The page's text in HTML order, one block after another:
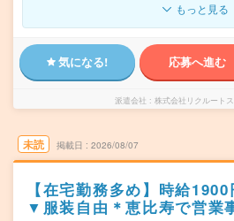
もっと見る
気になる! 応募へ進む
派遣会社 株式会社リクルート
未読 掲載日 2026/08/07
【在宅勤務多め】時給
▼服装自由＊恵比寿で営業